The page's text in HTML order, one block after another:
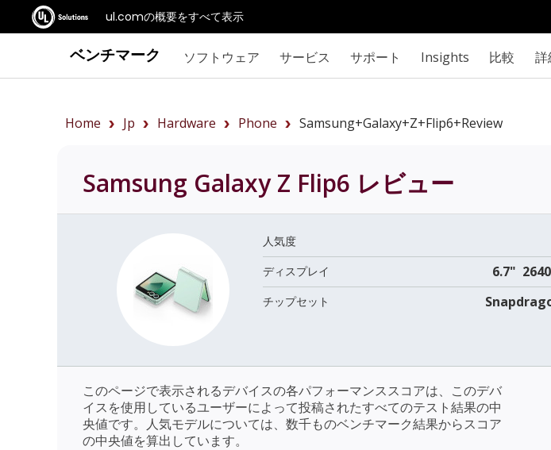
ul.comの概要をすべて表示
ベンチマーク ソフトウェア サービス サポート Insights 比較 詳
Home Jp Hardware Phone Samsung+Galaxy+Z+Flip6+review
Samsung Galaxy Z Flip6 レビュー
人気度
ディスプレイ 6.7"
チップセット
このページで表示されるデバイスの各パフォーマンススコアは、このデバ
イスを使用しているユーザーによって投稿されたすべてのテスト結果の中
央値です。人気モデルについては、数千ものベンチマーク結果からスコア
の中央値を算出しています。